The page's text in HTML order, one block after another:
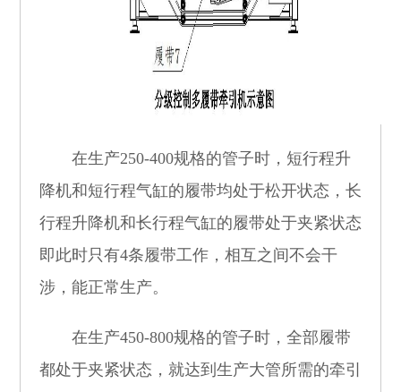
在生产250-400规格的管子时，短行程升
降机和短行程气缸的履带均处于松开状态，长
行程升降机和长行程气缸的履带处于夹紧状态
即此时只有4条履带工作，相互之间不会干
涉，能正常生产。
在生产450-800规格的管子时，全部履带
都处于夹紧状态，就达到生产大管所需的牵引